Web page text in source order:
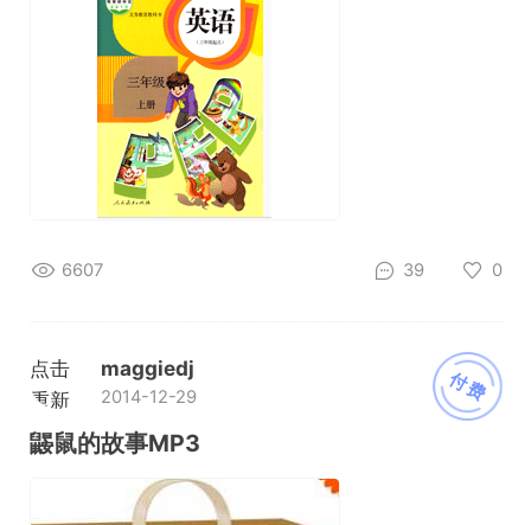
6607 39 0
付费
点击
重新
加载
maggiedj
2014-12-29
鼹鼠的故事MP3